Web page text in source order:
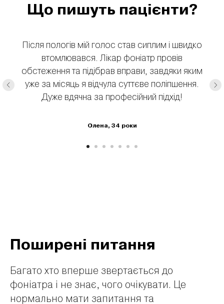
Що пишуть пацієнти?
Після пологів мій голос став сиплим і швидко
втомлювався. Лікар фоніатр провів
обстеження та підібрав вправи, завдяки яким
уже за місяць я відчула суттєве поліпшення.
Дуже вдячна за професійний підхід!
Олена, 34 роки
Поширені питання
Багато хто вперше звертається до
фоніатра і не знає, чого очікувати. Це
нормально мати запитання та